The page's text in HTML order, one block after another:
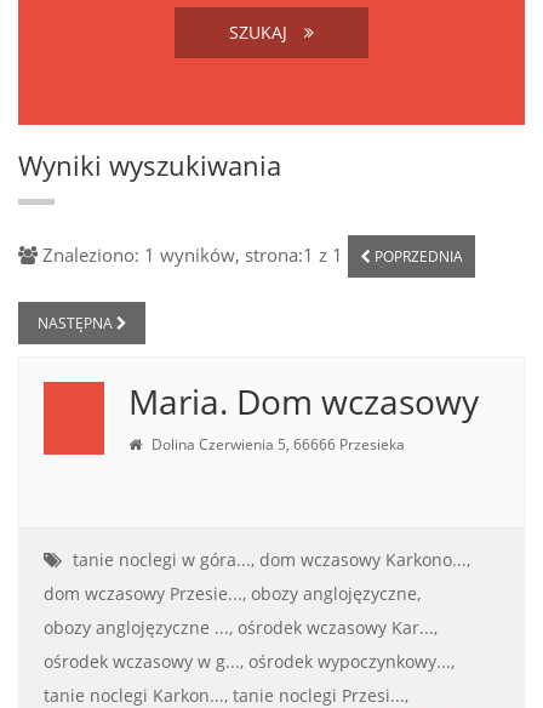
SZUKAJ
Wyniki wyszukiwania
Znaleziono: 1 wyników, strona:1 z 1 POPRZEDNIA
NASTĘPNA
Maria. Dom wczasowy
Dolina Czerwienia 5, 66666 Przesieka
tanie noclegi w góra..., dom wczasowy Karkono...,
dom wczasowy Przesie..., obozy anglojęzyczne,
obozy anglojęzyczne ..., ośrodek wczasowy Kar...,
ośrodek wczasowy w g..., ośrodek wypoczynkowy...,
tanie noclegi Karkon..., tanie noclegi Przesi...,